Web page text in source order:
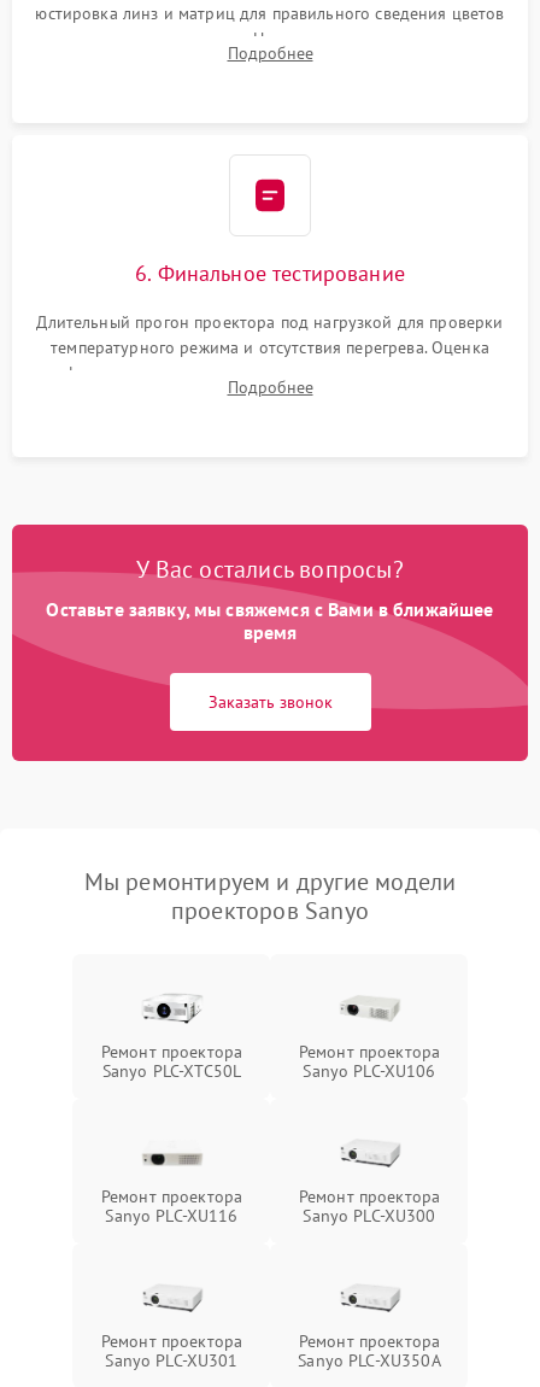
юстировка линз и матриц для правильного сведения цветов
и устранения размытия. Надежное подключение всех
шлейфов, установка датчиков и закрытие корпуса
Подробнее
6. Финальное тестирование
Длительный прогон проектора под нагрузкой для проверки
температурного режима и отсутствия перегрева. Оценка
фокуса, контрастности и цветопередачи на тестовых
таблицах. Проверка работы всех видеовходов и кнопок
Подробнее
У Вас остались вопросы?
Оставьте заявку, мы свяжемся с Вами в ближайшее
время
Заказать звонок
Мы ремонтируем и другие модели
проекторов Sanyo
Ремонт проектора
Sanyo PLC-XTC50L
Ремонт проектора
Sanyo PLC-XU106
Ремонт проектора
Sanyo PLC-XU116
Ремонт проектора
Sanyo PLC-XU300
Ремонт проектора
Sanyo PLC-XU301
Ремонт проектора
Sanyo PLC-XU350A